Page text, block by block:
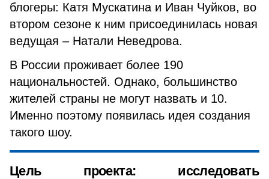
блогеры: Катя Мускатина и Иван Чуйков, во
втором сезоне к ним присоединилась новая
ведущая – Натали Неведрова.
В России проживает более 190
национальностей. Однако, большинство
жителей страны не могут назвать и 10.
Именно поэтому появилась идея создания
такого шоу.
Цель проекта: исследовать